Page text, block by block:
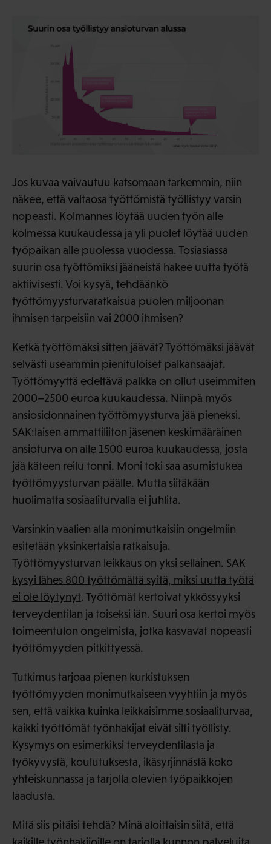
Jos kuvaa vaivautuu katsomaan tarkemmin, niin
näkee, että valtaosa työttömistä työllistyy varsin
nopeasti. Kolmannes löytää uuden työn alle
kolmessa kuukaudessa ja yli puolet löytää uuden
työpaikan alle puolessa vuodessa. Tosiasiassa
suurin osa työttömiksi jääneistä hakee uutta työtä
aktiivisesti. Voi kysyä, tehdäänkö
työttömyysturvaratkaisua puolen miljoonan
ihmisen tarpeisiin vai 2000 ihmisen?
Ketkä työttömäksi sitten jäävät? Työttömäksi jäävät
selvästi useammin pienituloiset palkansaajat.
Työttömyyttä edeltävä palkka on ollut useimmiten
2000–2500 euroa kuukaudessa. Niinpä myös
ansiosidonnainen työttömyysturva jää pieneksi.
SAK:laisen ammattiliiton jäsenen keskimääräinen
ansioturva on alle 1500 euroa kuukaudessa, josta
jää käteen reilu tonni. Moni toki saa asumistukea
työttömyysturvan päälle. Mutta siitäkään
huolimatta sosiaaliturvalla ei juhlita.
Varsinkin vaalien alla monimutkaisiin ongelmiin
esitetään yksinkertaisia ratkaisuja.
Työttömyysturvan leikkaus on yksi sellainen. SAK
kysyi lähes 800 työttömältä syitä, miksi uutta työtä
ei ole löytynyt. Työttömät kertoivat ykkössyyksi
terveydentilan ja toiseksi iän. Suuri osa kertoi myös
toimeentulon ongelmista, jotka kasvavat nopeasti
työttömyyden pitkittyessä.
Tutkimus tarjoaa pienen kurkistuksen
työttömyyden monimutkaiseen vyyhtiin ja myös
sen, että vaikka kuinka leikkaisimme sosiaaliturvaa,
kaikki työttömät työnhakijat eivät silti työllisty.
Kysymys on esimerkiksi terveydentilasta ja
työkyvystä, koulutuksesta, ikäsyrjinnästä koko
yhteiskunnassa ja tarjolla olevien työpaikkojen
laadusta.
Mitä siis pitäisi tehdä? Minä aloittaisin siitä, että